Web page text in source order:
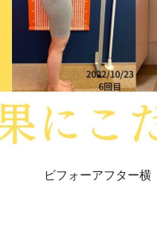
ビフォーアフター横